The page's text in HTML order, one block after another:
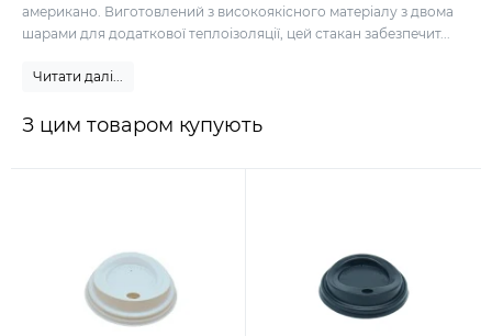
американо. Виготовлений з високоякісного матеріалу з двома
шарами для додаткової теплоізоляції, цей стакан забезпечит...
Читати далі...
З цим товаром купують